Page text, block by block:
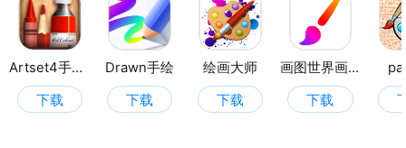
“动漫素材” 功能支持导入图片进行临摹。对于绘画新
手，通过临摹经典动漫形象，能深入学习线条运用、人
物比例与构图技巧；对有一定基础的创作者，临摹不同
风格作品可拓宽创作视野，提升绘画水平，在不断临摹
中实现从新手到高手的蜕变
Artset4手绘板
下载
Drawn手绘
下载
绘画大师
下载
画图世界画板
下载